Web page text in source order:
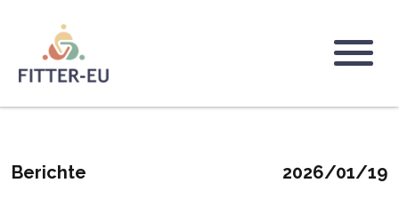
Logo
Berichte 2026/01/19